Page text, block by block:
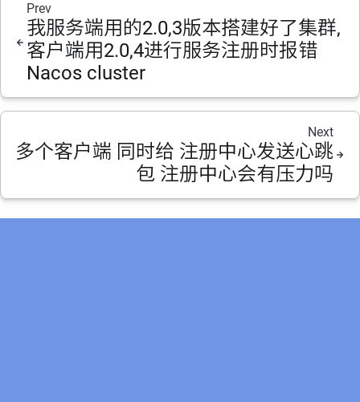
Prev
我服务端用的2.0,3版本搭建好了集群,
客户端用2.0,4进行服务注册时报错
Nacos cluster
Next
多个客户端 同时给 注册中心发送心跳
包 注册中心会有压力吗